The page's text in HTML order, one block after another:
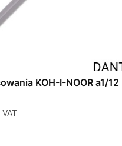
KOH-I-NOOR a1/12
VAT